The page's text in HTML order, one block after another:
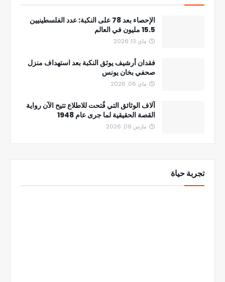
الإحصاء بعد 78 على النكبة: عدد الفلسطينيين
15.5 مليون في العالم
ماي 13, 2026
فقدان أرشيف يوثق النكبة بعد استهداف منزل
صحفي بخان يونس
ماي 06, 2026
آلاف الوثائق التي فُتحت للاطلاع تتيح الآن رواية
القصة الحقيقية لما جرى عام 1948
مارس 09, 2026
تجربة حياة